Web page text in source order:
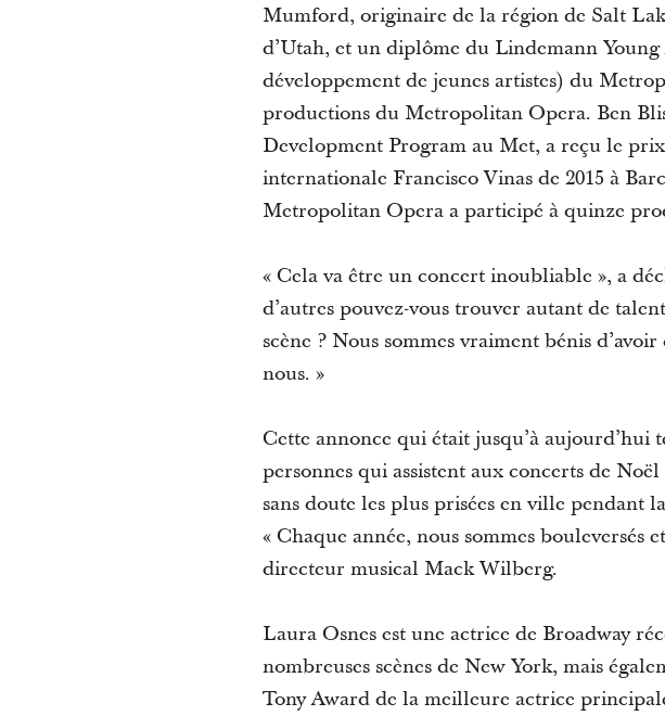
Mumford, originaire de la région de Salt
d’Utah, et un diplôme du Lindemann
développement de jeunes artistes) du
productions du Metropolitan Opera. Ben
Development Program au Met, a reçu le
internationale Francisco Vinas de 2015 à
Metropolitan Opera a participé à quinze
« Cela va être un concert inoubliable », a
d’autres pouvez-vous trouver autant de
scène ? Nous sommes vraiment bénis
nous. »
Cette annonce qui était jusqu’à aujourd’hui
personnes qui assistent aux concerts de
sans doute les plus prisées en ville pendant
« Chaque année, nous sommes
directeur musical Mack Wilberg.
Laura Osnes est une actrice de Broadway
nombreuses scènes de New York, mais
Tony Award de la meilleure actrice